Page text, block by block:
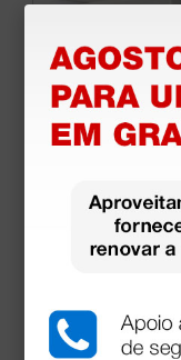
Tesouras retas
(Preço sem IVA)